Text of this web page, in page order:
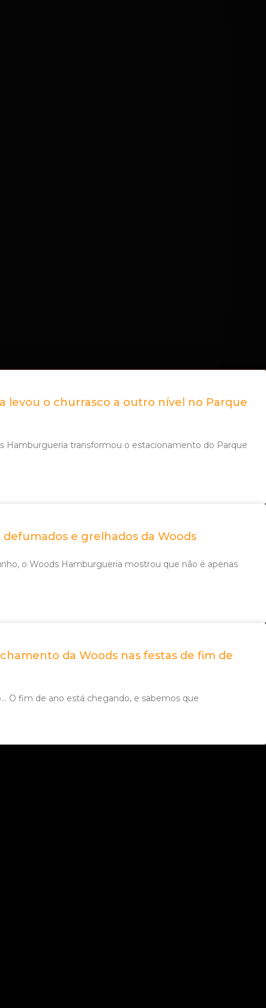
levou o churrasco a outro nível no Parque
Hamburgueria transformou o estacionamento do Parque
e grelhados da Woods
o Woods Hamburgueria mostrou que não é apenas
da Woods nas festas de fim de
O fim de ano está chegando, e sabemos que